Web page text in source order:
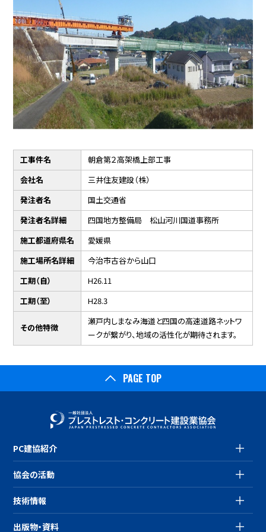
工事件名
朝倉第２高架橋上部工事
会社名
三井住友建設（株）
発注者名
国土交通省
発注者名詳細
四国地方整備局 松山河川国道事務所
施工都道府県名
愛媛県
施工場所名詳細
今治市古谷から山口
工期（自）
H26.11
工期（至）
H28.3
その他特徴
瀬戸内しまなみ海道と四国の高速道路ネットワ
ークが繋がり、地域の活性化が期待されます。
PAGE TOP
PC建協紹介
協会の活動
技術情報
出版物・資料